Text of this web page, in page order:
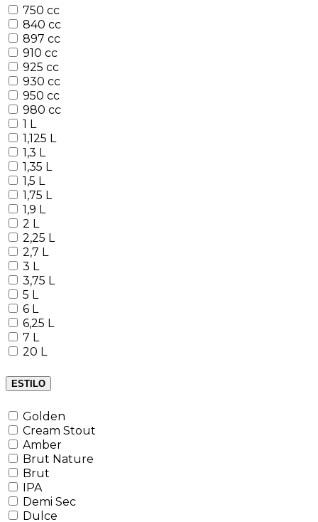
750 cc
840 cc
897 cc
910 cc
925 cc
930 cc
950 cc
980 cc
1 L
1,125 L
1,3 L
1,35 L
1,5 L
1,75 L
1,9 L
2 L
2,25 L
2,7 L
3 L
3,75 L
5 L
6 L
6,25 L
7 L
20 L
ESTILO
Golden
Cream Stout
Amber
Brut Nature
Brut
IPA
Demi Sec
Dulce